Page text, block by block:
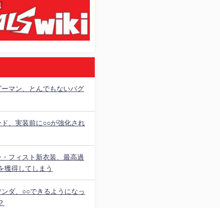
マン、とんでもないバグ
、実装前に○○が強化され
フィスト新衣装、最高過
獲得してしまう
ダ、○○できるようになっ